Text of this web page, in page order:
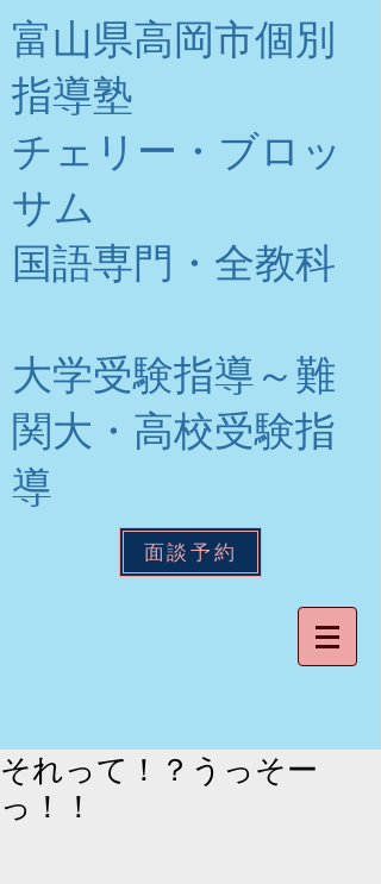
富山県高岡市個別
指導塾
チェリー・ブロッ
サム
​国語専門・全教科
大学受験指導～難
関大・高校受験指
導
面談予約
それって！？うっそー
っ！！